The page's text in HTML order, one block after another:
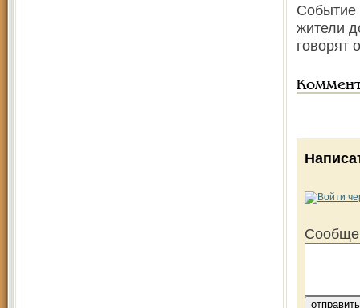
Событие
жители
говорят